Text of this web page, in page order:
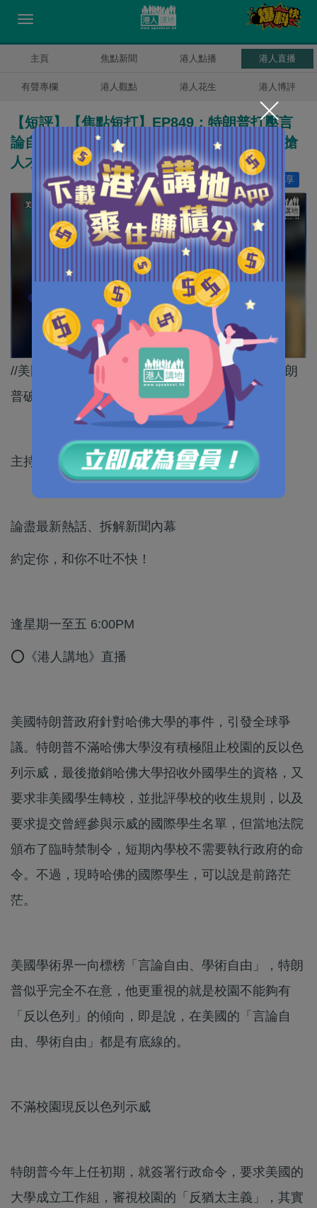
主頁 焦點新聞 港人點播 港人直播
有聲專欄 港人觀點 港人花生 港人博評
【短評】【焦點短打】EP849：特朗普打壓言
論自由「自廢武功」 禁哈佛招國際學生香港搶
人才
分享
讚好 22
//美國教育多年來建立的聲譽，可以說是一朝被特朗
普破壞了。//
主持：呂暢能
論盡最新熱話、拆解新聞內幕
約定你，和你不吐不快！
逢星期一至五 6:00PM
⭕《港人講地》直播
美國特朗普政府針對哈佛大學的事件，引發全球爭
議。特朗普不滿哈佛大學沒有積極阻止校園的反以色
列示威，最後撤銷哈佛大學招收外國學生的資格，又
要求非美國學生轉校，並批評學校的收生規則，以及
要求提交曾經參與示威的國際學生名單，但當地法院
頒布了臨時禁制令，短期內學校不需要執行政府的命
令。不過，現時哈佛的國際學生，可以說是前路茫
茫。
美國學術界一向標榜「言論自由、學術自由」，特朗
普似乎完全不在意，他更重視的就是校園不能夠有
「反以色列」的傾向，即是說，在美國的「言論自
由、學術自由」都是有底線的。
不滿校園現反以色列示威
特朗普今年上任初期，就簽署行政命令，要求美國的
大學成立工作組，審視校園的「反猶太主義」，其實